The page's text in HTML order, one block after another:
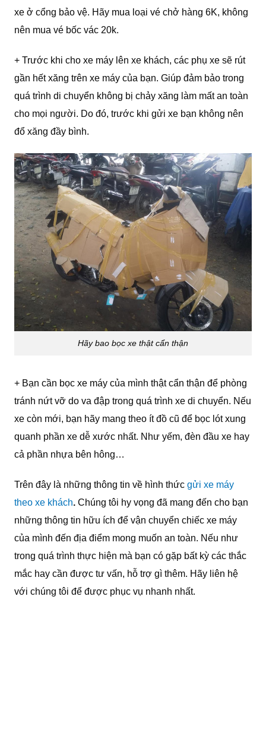
xe ở cổng bảo vệ. Hãy mua loại vé chở hàng 6K, không
nên mua vé bốc vác 20k.
+ Trước khi cho xe máy lên xe khách, các phụ xe sẽ rút
gần hết xăng trên xe máy của bạn. Giúp đảm bảo trong
quá trình di chuyển không bị chảy xăng làm mất an toàn
cho mọi người. Do đó, trước khi gửi xe bạn không nên
đổ xăng đầy bình.
Hãy bao bọc xe thật cẩn thận
+ Bạn cần bọc xe máy của mình thật cẩn thận để phòng
tránh nứt vỡ do va đập trong quá trình xe di chuyển. Nếu
xe còn mới, bạn hãy mang theo ít đồ cũ để bọc lót xung
quanh phần xe dễ xước nhất. Như yếm, đèn đầu xe hay
cả phần nhựa bên hông…
Trên đây là những thông tin về hình thức gửi xe máy
theo xe khách. Chúng tôi hy vọng đã mang đến cho bạn
những thông tin hữu ích để vận chuyển chiếc xe máy
của mình đến địa điểm mong muốn an toàn. Nếu như
trong quá trình thực hiện mà bạn có gặp bất kỳ các thắc
mắc hay cần được tư vấn, hỗ trợ gì thêm. Hãy liên hệ
với chúng tôi để được phục vụ nhanh nhất.